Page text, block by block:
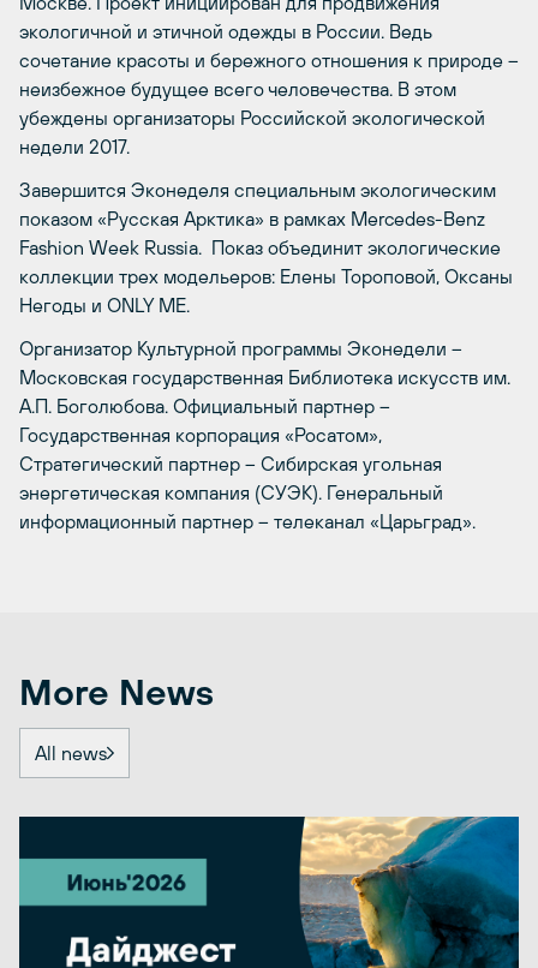
экологичной и этичной одежды в России. Ведь
сочетание красоты и бережного отношения к природе –
неизбежное будущее всего человечества. В этом
убеждены организаторы Российской экологической
недели 2017.
Завершится Эконеделя специальным экологическим
показом «Русская Арктика» в рамках Mercedes-Benz
Fashion Week Russia. Показ объединит экологические
коллекции трех модельеров: Елены Тороповой, Оксаны
Негоды и ONLY ME.
Организатор Культурной программы Эконедели –
Московская государственная Библиотека искусств им.
А.П. Боголюбова. Официальный партнер –
Государственная корпорация «Росатом»,
Стратегический партнер – Сибирская угольная
энергетическая компания (СУЭК). Генеральный
информационный партнер – телеканал «Царьград».
More News
All news